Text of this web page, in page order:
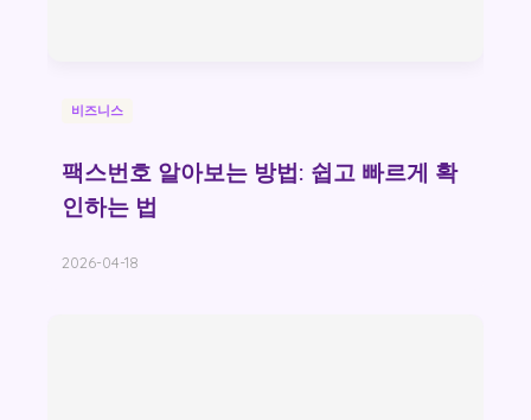
비즈니스
팩스번호 알아보는 방법: 쉽고 빠르게 확
인하는 법
2026-04-18